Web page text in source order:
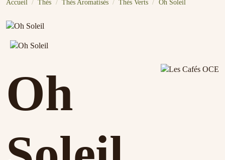
Accueil Thés Thés Aromatisés Thés Verts Oh Soleil
Oh